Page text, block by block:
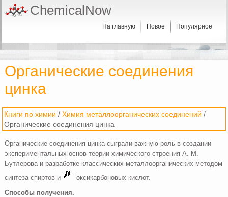
ChemicalNow
На главную Новое Популярное
Органические соединения
цинка
Книги по химии /Химия металлоорганических соединений /
Органические соединения цинка
Органические соединения цинка сыграли важную роль в создании
экспериментальных основ теории химического строения А. М.
Бутлерова и разработке классических металлоорганических методом
синтеза спиртов и
оксикарбоновых кислот.
Способы получения.